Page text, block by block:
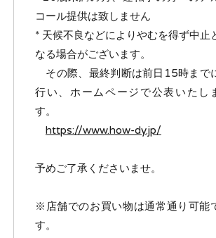
コール提供は致しません
* 天候不良などによりやむを得ず中止
なる場合がございます。
その際、最終判断は前日15時まで
行い、ホームページで公表いたし
す。
https://www.how-dy.jp/
予めご了承くださいませ。
※店舗でのお買い物は通常通り可能
す。